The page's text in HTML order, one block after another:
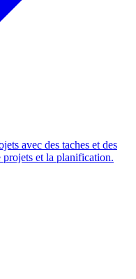
avec des taches et des
projets et la planification.